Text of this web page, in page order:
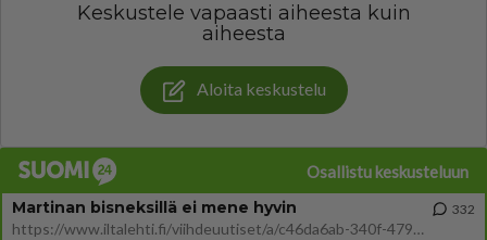
Keskustele vapaasti aiheesta kuin
aiheesta
Aloita keskustelu
Osallistu keskusteluun
Martinan bisneksillä ei mene hyvin
https://www.iltalehti.fi/viihdeuutiset/a/c46da6ab-340f-4790-aaa7-0865eed2336 Yrityksen konkurssihakemus on tullut kärä
332